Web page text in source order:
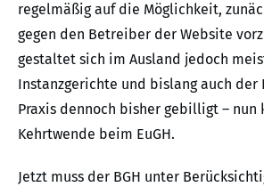
regelmäßig auf die Möglichkeit,
gegen den Betreiber der Website
gestaltet sich im Ausland jedoch
Instanzgerichte und bislang auch der
Praxis dennoch bisher gebilligt – nun
Kehrtwende beim EuGH.
Jetzt muss der BGH unter